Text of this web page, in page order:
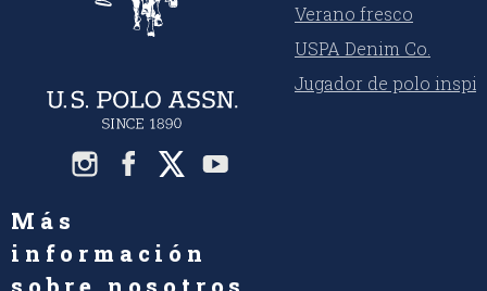
Verano fresco
USPA Denim Co.
Jugador de polo
Más
información